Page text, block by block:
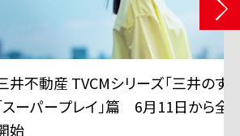
シリーズ「三井のすずちゃん」
イ」篇 6月11日から全国で放映